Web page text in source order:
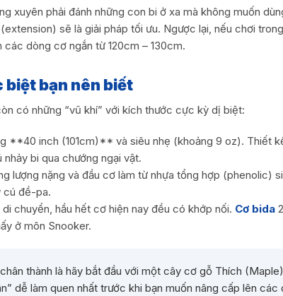
xuyên phải đánh những con bi ở xa mà không muốn
sẽ là giải pháp tối ưu. Ngược lại, nếu chơi
dòng cơ ngắn từ 120cm – 130cm.
biệt bạn nên biết
có những “vũ khí” với kích thước cực kỳ dị biệt:
**40 inch (101cm)** và siêu nhẹ (khoảng 9 oz). Thiết
bi qua chướng ngại vật.
lượng nặng và đầu cơ làm từ nhựa tổng hợp (phenolic)
cú đề-pa.
chuyển, hầu hết cơ hiện nay đều có khớp nối. Cơ bida
ở môn Snooker.
thành là hãy bắt đầu với một cây cơ gỗ Thích
dễ làm quen nhất trước khi bạn muốn nâng cấp lên